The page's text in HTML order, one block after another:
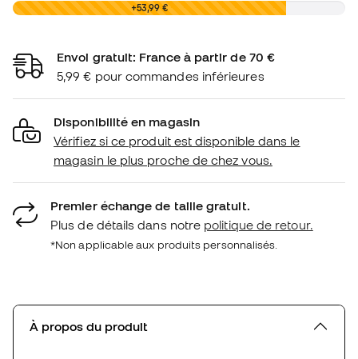
0,00 € +53,99 €
Envoi gratuit: France à partir de 70 €
5,99 € pour commandes inférieures
Disponibilité en magasin
Vérifiez si ce produit est disponible dans le
magasin le plus proche de chez vous.
Premier échange de taille gratuit.
Plus de détails dans notre politique de retour.
*Non applicable aux produits personnalisés.
À propos du produit